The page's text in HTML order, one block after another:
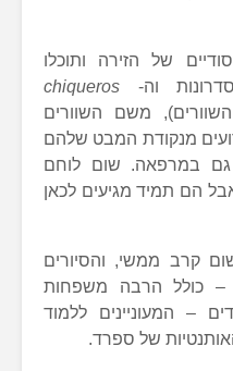
של הזירה ותוכלו
וה- chiqueros
משם השוורים
מנקודת המבט שלהם
גם במרפאה. שום לוחם
הם תמיד מגיעים לכאן
קרב ממשי, והסיורים
– כולל הרבה משפחות
– המעוניינים ללמוד
של ספרד.